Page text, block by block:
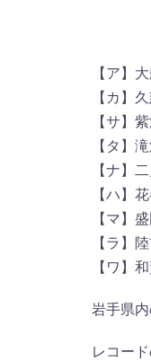
【ア】
【カ】
【サ】
【タ】
【ナ】
【ハ】
【マ】
【ラ】
【ワ】
岩手県
レコー